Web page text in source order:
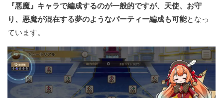
『悪魔』キャラで編成するのが一般的ですが、天使、お守
り、悪魔が混在する夢のようなパーティー編成も可能となっ
ています。